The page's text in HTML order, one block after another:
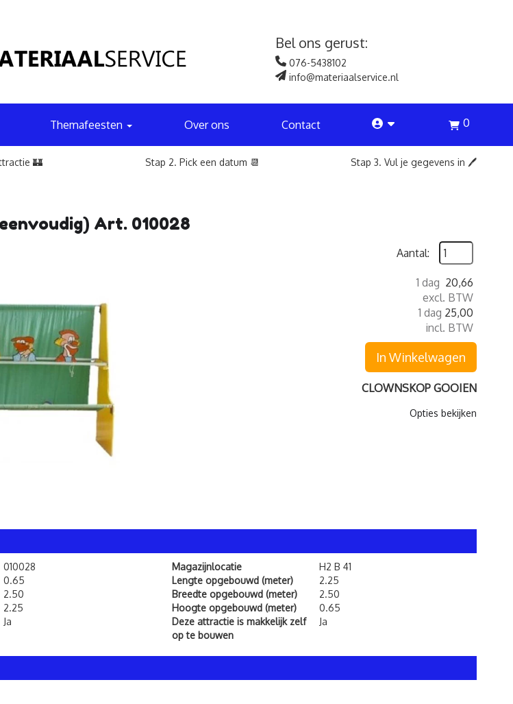
Bel ons gerust:
076-5438102
info@materiaalservice.nl
Themafeesten Over ons Contact account 0
🏰 Stap 2. Pick een datum 📆 Stap 3. Vul je gegevens in 🖊️
Art. 010028
Aantal:
1 dag 20,66
excl. BTW
1 dag 25,00
incl. BTW
In Winkelwagen
CLOWNSKOP GOOIEN
Opties bekijken
010028
0.65
2.50
2.25
Ja
Magazijnlocatie
H2 B 41
Lengte opgebouwd (meter)
2.25
Breedte opgebouwd (meter)
2.50
Hoogte opgebouwd (meter)
0.65
Deze attractie is makkelijk zelf
op te bouwen
Ja